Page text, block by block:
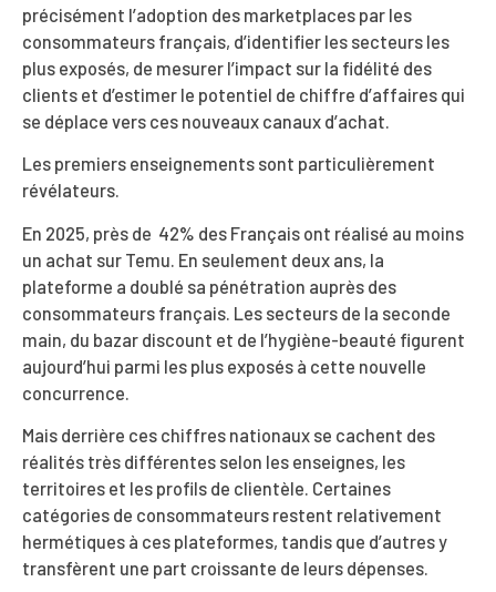
précisément l’adoption des marketplaces par les
consommateurs français, d’identifier les secteurs les
plus exposés, de mesurer l’impact sur la fidélité des
clients et d’estimer le potentiel de chiffre d’affaires qui
se déplace vers ces nouveaux canaux d’achat.
Les premiers enseignements sont particulièrement
révélateurs.
En 2025, près de 42% des Français ont réalisé au moins
un achat sur Temu. En seulement deux ans, la
plateforme a doublé sa pénétration auprès des
consommateurs français. Les secteurs de la seconde
main, du bazar discount et de l’hygiène-beauté figurent
aujourd’hui parmi les plus exposés à cette nouvelle
concurrence.
Mais derrière ces chiffres nationaux se cachent des
réalités très différentes selon les enseignes, les
territoires et les profils de clientèle. Certaines
catégories de consommateurs restent relativement
hermétiques à ces plateformes, tandis que d’autres y
transfèrent une part croissante de leurs dépenses.